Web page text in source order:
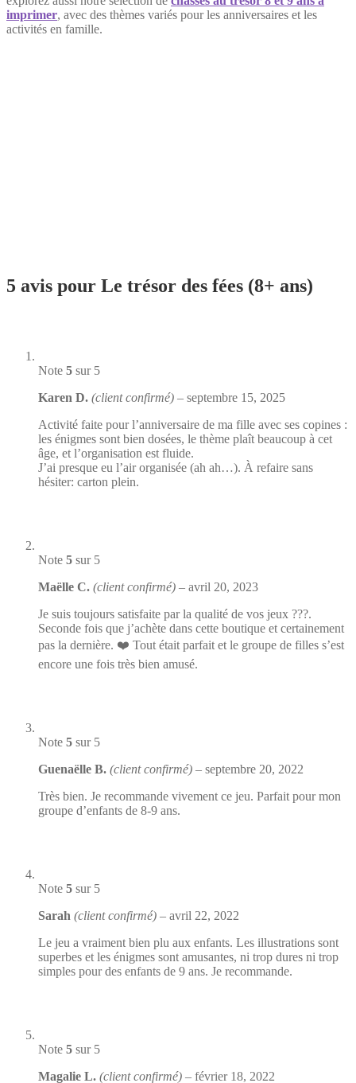
imprimer, avec des thèmes variés pour les anniversaires et les
activités en famille.
5 avis pour Le trésor des fées (8+ ans)
Note 5 sur 5
Karen D. (client confirmé) – septembre 15, 2025
Activité faite pour l’anniversaire de ma fille avec ses copines :
les énigmes sont bien dosées, le thème plaît beaucoup à cet
âge, et l’organisation est fluide.
J’ai presque eu l’air organisée (ah ah…). À refaire sans
hésiter: carton plein.
Note 5 sur 5
Maëlle C. (client confirmé) – avril 20, 2023
Je suis toujours satisfaite par la qualité de vos jeux ???.
Seconde fois que j’achète dans cette boutique et certainement
pas la dernière. ❤️ Tout était parfait et le groupe de filles s’est
encore une fois très bien amusé.
Note 5 sur 5
Guenaëlle B. (client confirmé) – septembre 20, 2022
Très bien. Je recommande vivement ce jeu. Parfait pour mon
groupe d’enfants de 8-9 ans.
Note 5 sur 5
Sarah (client confirmé) – avril 22, 2022
Le jeu a vraiment bien plu aux enfants. Les illustrations sont
superbes et les énigmes sont amusantes, ni trop dures ni trop
simples pour des enfants de 9 ans. Je recommande.
Note 5 sur 5
Magalie L. (client confirmé) – février 18, 2022